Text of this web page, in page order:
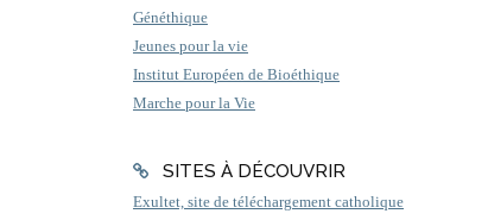
Généthique
Jeunes pour la vie
Institut Européen de Bioéthique
Marche pour la Vie
SITES À DÉCOUVRIR
Exultet, site de téléchargement catholique